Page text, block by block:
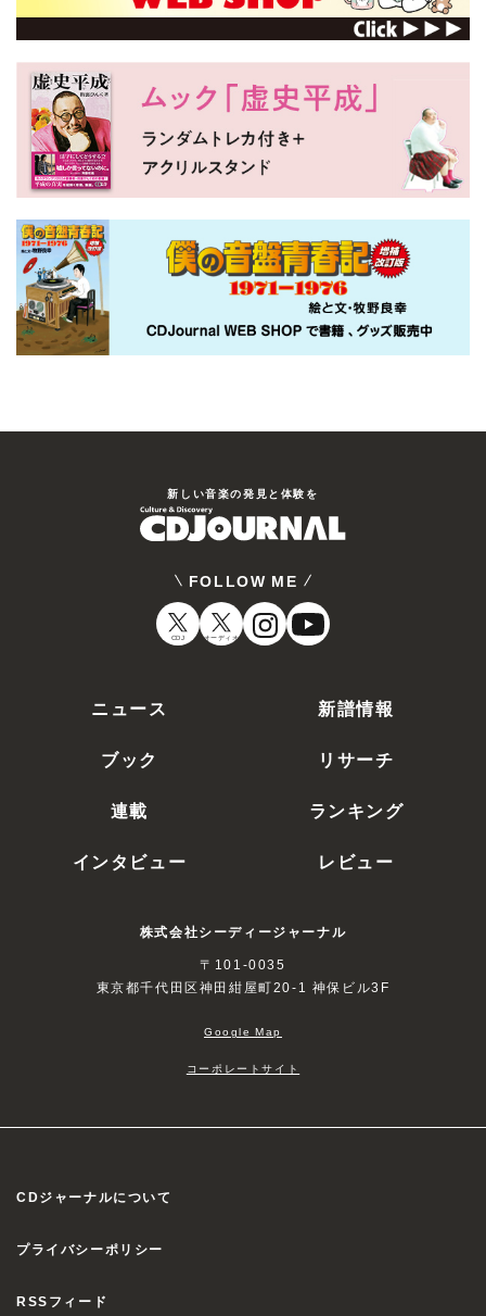
新しい⾳楽の発⾒と体験を
FOLLOW ME
CDJ オーディオ
ニュース
新譜情報
ブック
リサーチ
連載
ランキング
インタビュー
レビュー
株式会社シーディージャーナル
〒101-0035
東京都千代田区神田紺屋町20-1 神保ビル3F
Google Map
コーポレートサイト
CDジャーナルについて
プライバシーポリシー
RSSフィード